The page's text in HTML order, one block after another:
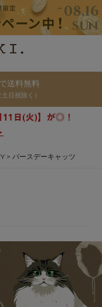
送料無料
日祝除く）
バースデーキャッツ